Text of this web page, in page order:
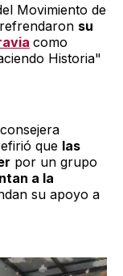
Movimiento de
refrendaron su
como
Historia"
que las
por un grupo
a la
su apoyo a